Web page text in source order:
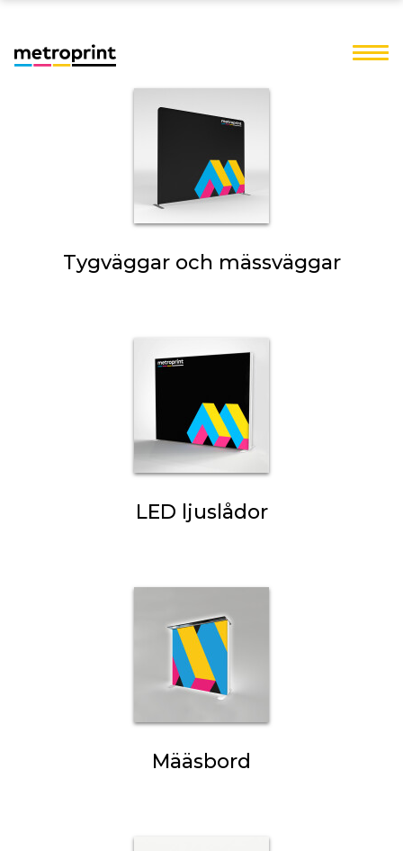
Tygväggar och mässväggar
LED ljuslådor
Määsbord